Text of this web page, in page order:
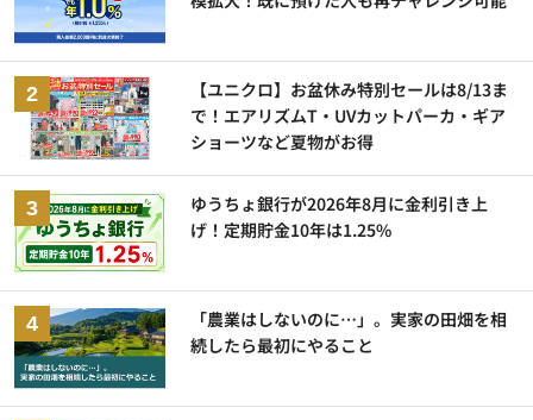
【ユニクロ】お盆休み特別セールは8/13ま
で！エアリズムT・UVカットパーカ・ギア
ショーツなど夏物がお得
ゆうちょ銀行が2026年8月に金利引き上
げ！定期貯金10年は1.25%
「農業はしないのに…」。実家の田畑を相
続したら最初にやること